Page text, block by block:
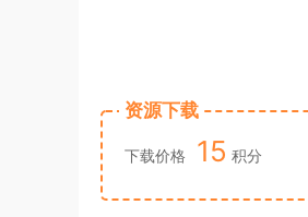
资源下载
下载价格 15 积分